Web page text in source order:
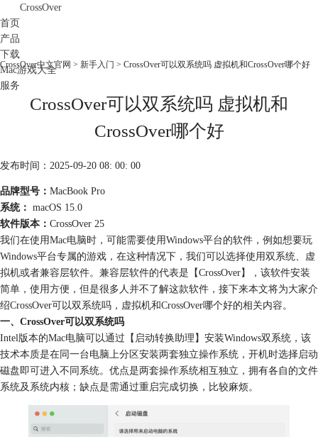
CrossOver
首页
产品
下载
Mac游戏大全
服务
CrossOver中文官网 > 新手入门 > CrossOver可以双系统吗 虚拟机和CrossOver哪个好
CrossOver可以双系统吗 虚拟机和
CrossOver哪个好
发布时间：2025-09-20 08: 00: 00
品牌型号： MacBook Pro
系统： macOS 15.0
软件版本： CrossOver 25
我们在使用Mac电脑时，可能需要使用Windows平台的软件，例如想要玩
Windows平台专属的游戏，在这种情况下，我们可以选择使用双系统、虚
拟机或者兼容层软件。兼容层软件的代表是【CrossOver】，该软件安装
简单，使用方便，但是很多人并不了解这款软件，接下来本文将为大家介
绍CrossOver可以双系统吗，虚拟机和CrossOver哪个好的相关内容。
一、CrossOver可以双系统吗
Intel版本的Mac电脑可以通过【启动转换助理】安装Windows双系统， 该
技术本质是在同一台电脑上分区安装两套独立操作系统，开机时选择启动
磁盘即可进入不同系统。优点是两套操作系统相互独立，拥有各自的文件
系统及系统内核；缺点是需通过重启完成切换，比较麻烦。